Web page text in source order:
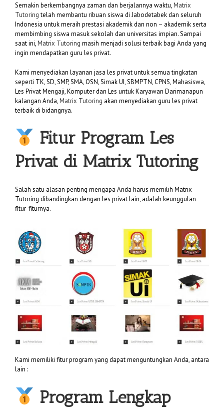
Semakin berkembangnya zaman dan berjalannya waktu,Matrix
Tutoringtelah membantu ribuan siswa di Jabodetabek dan seluruh
Indonesia untuk meraih prestasi akademik dan non – akademik serta
membimbing siswa masuk sekolah dan universitas impian. Sampai
saat ini,Matrix Tutoring masih menjadi solusi terbaik bagi Anda yang
ingin mendapatkan guru les privat.
Kami menyediakan layanan jasa les privat untuk semua tingkatan
seperti TK, SD, SMP, SMA, OSN, Simak UI, SBMPTN, CPNS, Mahasiswa,
Les Privat Mengaji, Komputer dan Les untuk Karyawan Darimanapun
kalangan Anda,Matrix Tutoring akan menyediakan guru les privat
terbaik di bidangnya.
Fitur Program Les
Privat di Matrix Tutoring
Salah satu alasan penting mengapa Anda harus memilih Matrix
Tutoring dibandingkan dengan les privat lain, adalah keunggulan
fitur-fiturnya.
Kami memiliki fitur program yang dapat menguntungkan Anda, antara
lain :
Program Lengkap